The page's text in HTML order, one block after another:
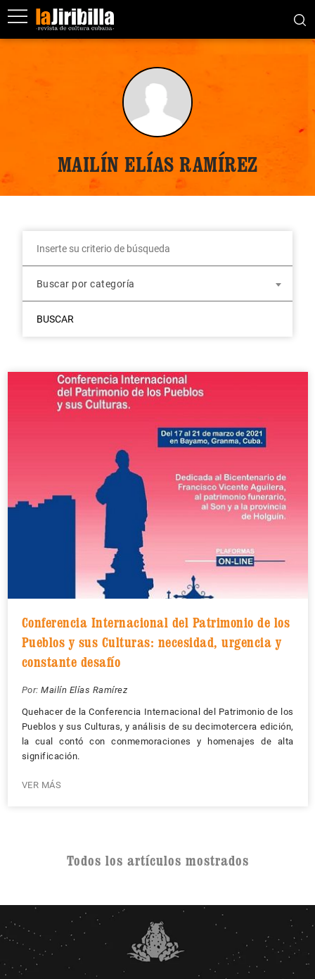
MAILÍN ELÍAS RAMÍREZ
Buscar por categoría
BUSCAR
Conferencia Internacional del Patrimonio de los
Pueblos y sus Culturas: necesidad, urgencia y
constante desafío
Por: Mailín Elías Ramírez
Quehacer de la Conferencia Internacional del Patrimonio de los
Pueblos y sus Culturas, y análisis de su decimotercera edición,
la cual contó con conmemoraciones y homenajes de alta
significación.
VER MÁS
Todos los artículos mostrados